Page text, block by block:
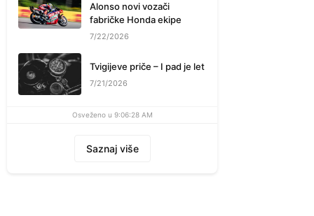
Alonso novi vozači
fabričke Honda ekipe
7/22/2026
Tvigijeve priče – I pad je let
7/21/2026
Osveženo u 9:06:28 AM
Saznaj više